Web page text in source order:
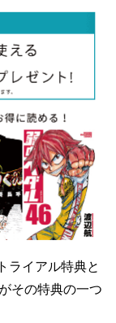
ライアル特典と
その特典の一つ